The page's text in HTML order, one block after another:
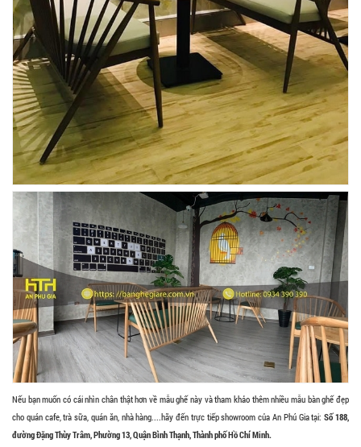
Nếu bạn muốn có cái nhìn chân thật hơn về mẫu ghế này và tham khảo thêm nhiều mẫu bàn ghế đẹp
cho quán cafe, trà sữa, quán ăn, nhà hàng....hãy đến trực tiếp showroom của An Phú Gia tại:Số 188,
đường Đặng Thùy Trâm, Phường 13, Quận Bình Thạnh, Thành phố Hồ Chí Minh.
GHẾ EAMES - GHẾ NHỰA CAFE CHÂN GỖ GIÁ RẺ
- MÃ SỐ: M002
550.000 VNĐ
GHẾ XẾP GẤP GIÁ RẺ - MÃ SỐ: X001
380.000 VNĐ
BÀN CAFE BCF01 GIÁ RẺ - MÃ SỐ: BCF01
650.000 VNĐ
BỘ BÀN GHẾ GỖ XẾP QUÁN NHẬU GIÁ RẺ - MÃ
SỐ: X001
2.270.000 VNĐ